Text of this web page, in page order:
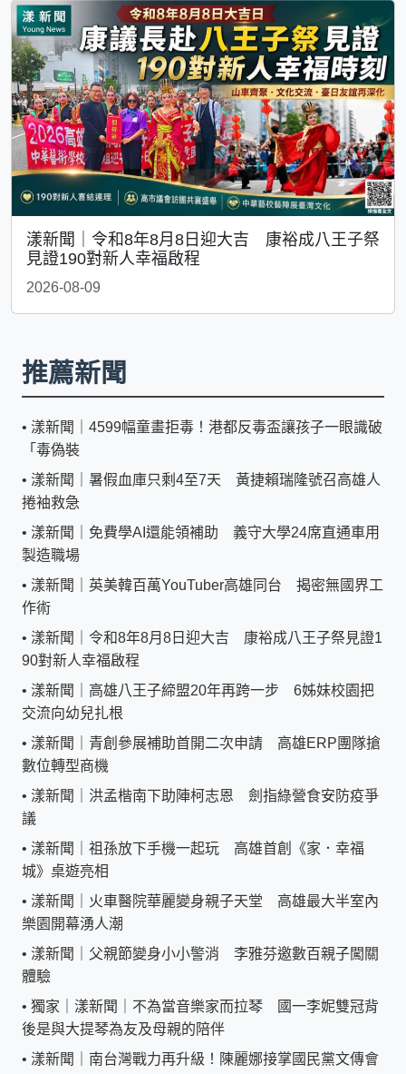
漾新聞｜令和8年8月8日迎大吉 康裕成八王子祭
見證190對新人幸福啟程
2026-08-09
推薦新聞
• 漾新聞｜4599幅童畫拒毒！港都反毒盃讓孩子一眼識破
「毒偽裝
• 漾新聞｜暑假血庫只剩4至7天 黃捷賴瑞隆號召高雄人
捲袖救急
• 漾新聞｜免費學AI還能領補助 義守大學24席直通車用
製造職場
• 漾新聞｜英美韓百萬YouTuber高雄同台 揭密無國界工
作術
• 漾新聞｜令和8年8月8日迎大吉 康裕成八王子祭見證1
90對新人幸福啟程
• 漾新聞｜高雄八王子締盟20年再跨一步 6姊妹校園把
交流向幼兒扎根
• 漾新聞｜青創參展補助首開二次申請 高雄ERP團隊搶
數位轉型商機
• 漾新聞｜洪孟楷南下助陣柯志恩 劍指綠營食安防疫爭
議
• 漾新聞｜祖孫放下手機一起玩 高雄首創《家．幸福
城》桌遊亮相
• 漾新聞｜火車醫院華麗變身親子天堂 高雄最大半室內
樂園開幕湧人潮
• 漾新聞｜父親節變身小小警消 李雅芬邀數百親子闖關
體驗
• 獨家｜漾新聞｜不為當音樂家而拉琴 國一李妮雙冠背
後是與大提琴為友及母親的陪伴
• 漾新聞｜南台灣戰力再升級！陳麗娜接掌國民黨文傳會